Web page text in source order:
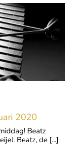
2020
Beatz
Beatz, de [...]